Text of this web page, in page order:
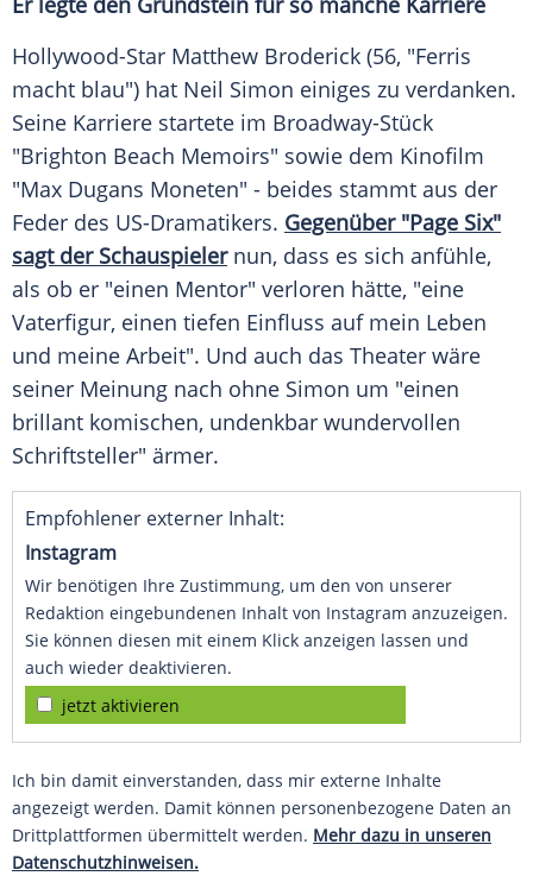
Hollywood-Star Matthew Broderick (56, "Ferris
macht blau") hat Neil Simon einiges zu verdanken.
Seine Karriere startete im Broadway-Stück
"Brighton Beach Memoirs" sowie dem Kinofilm
"Max Dugans Moneten" - beides stammt aus der
Feder des US-Dramatikers. Gegenüber "Page Six"
sagt der Schauspielernun, dass es sich anfühle,
als ob er "einen Mentor" verloren hätte, "eine
Vaterfigur, einen tiefen Einfluss auf mein Leben
und meine Arbeit". Und auch das Theater wäre
seiner Meinung nach ohne Simon um "einen
brillant komischen, undenkbar wundervollen
Schriftsteller" ärmer.
Empfohlener externer Inhalt:
Instagram
Wir benötigen Ihre Zustimmung, um den von unserer
Redaktion eingebundenen Inhalt von Instagram anzuzeigen.
Sie können diesen mit einem Klick anzeigen lassen und
auch wieder deaktivieren.
jetzt aktivieren
Ich bin damit einverstanden, dass mir externe Inhalte
angezeigt werden. Damit können personenbezogene Daten an
Drittplattformen übermittelt werden. Mehr dazu in unseren
Datenschutzhinweisen.